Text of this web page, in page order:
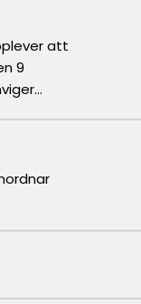
att
9